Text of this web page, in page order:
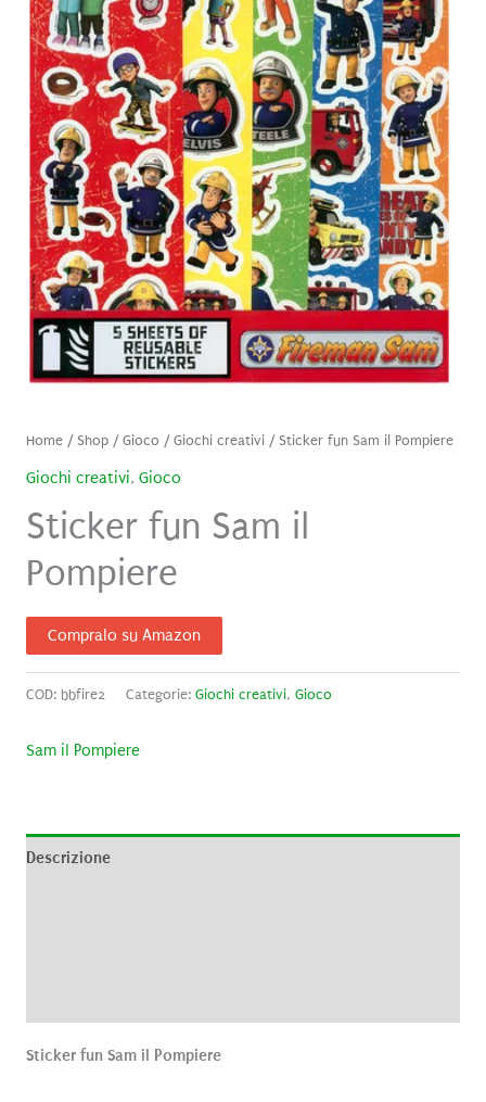
Home/ Shop/Gioco /Giochi creativi/ Sticker fun Sam il Pompiere
Giochi creativi, Gioco
Sticker fun Sam il
Pompiere
Compralo su Amazon
COD: bbfire2 Categorie: Giochi creativi, Gioco
Sam il Pompiere
Descrizione
Sticker fun Sam il Pompiere